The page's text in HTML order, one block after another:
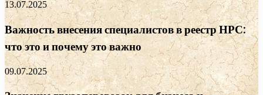
13.07.2025
Важность внесения специалистов в реестр НРС:
что это и почему это важно
09.07.2025